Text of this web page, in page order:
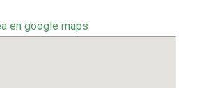
en google maps